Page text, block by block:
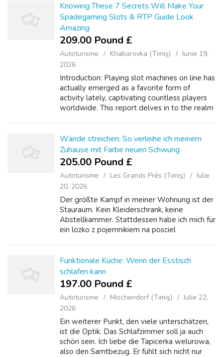
Knowing These 7 Secrets Will Make Your
Spadegaming Slots & RTP Guide Look
Amazing
209.00 Pound £
Autoturisme Khabarovka (Timiş)
Iunie 19,
2026
Introduction: Playing slot machines on line has
actually emerged as a favorite form of
activity lately, captivating countless players
worldwide. This report delves in to the realm
Wände streichen: So verleihe ich meinem
Zuhause mit Farbe neuen Schwung
205.00 Pound £
Autoturisme Les Grands Prés (Timiş)
Iulie
20, 2026
Der größte Kampf in meiner Wohnung ist der
Stauraum. Kein Kleiderschrank, keine
Abstellkammer. Stattdessen habe ich mich für
ein lozko z pojemnikiem na posciel
Föhn. Aber die ...
Funktionale Küche: Wenn der Esstisch
schlafen kann
197.00 Pound £
Autoturisme Mischendorf (Timiş)
Iulie 22,
2026
Ein weiterer Punkt, den viele unterschätzen,
ist die Optik. Das Schlafzimmer soll ja auch
schön sein. Ich liebe die Tapicerka welurowa,
also den Samtbezug. Er fühlt sich nicht nur